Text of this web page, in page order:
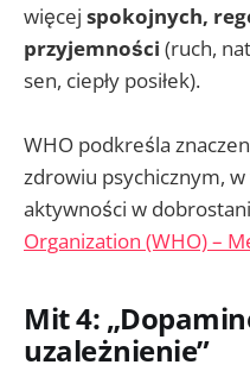
więcej spokojnych,
przyjemności (ruch,
sen, ciepły posiłek).
WHO podkreśla
zdrowiu psychicznym,
aktywności w
Organization (WHO) –
Mit 4:
uzależnienie”